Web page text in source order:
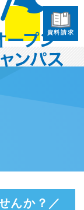
資料請求
んか？／